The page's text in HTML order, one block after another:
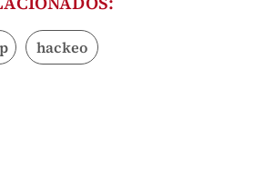
hackeo